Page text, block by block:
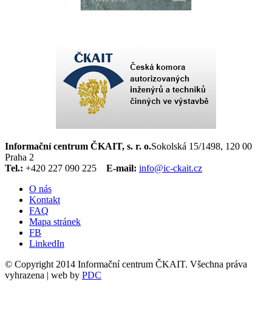
Informační centrum ČKAIT, s. r. o.Sokolská 15/1498, 120 00
Praha 2
Tel.: +420 227 090 225 E-mail: info@ic-ckait.cz
O nás
Kontakt
FAQ
Mapa stránek
FB
LinkedIn
© Copyright 2014 Informační centrum ČKAIT. Všechna práva
vyhrazena | web by PDC